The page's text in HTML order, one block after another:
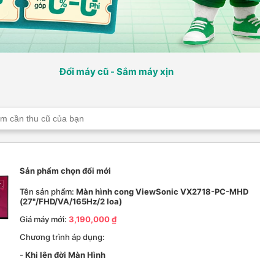
Đổi máy cũ - Sắm máy xịn
Sản phẩm chọn đổi mới
Tên sản phẩm: Màn hình cong ViewSonic VX2718-PC-MHD
(27"/FHD/VA/165Hz/2 loa)
Giá máy mới: 3,190,000 ₫
Chương trình áp dụng:
- Khi lên đời Màn Hình